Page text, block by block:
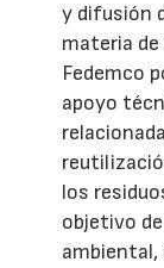
y difusión
materia
Fedemco
apoyo
los
objetivo
ambiental,